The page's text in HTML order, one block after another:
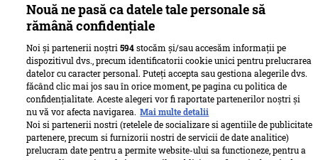
Nouă ne pasă ca datele tale personale să
rămână confidențiale
Noi și partenerii noștri594stocăm și/sau accesăm informații pe
dispozitivul dvs., precum identificatorii cookie unici pentru prelucrarea
datelor cu caracter personal. Puteți accepta sau gestiona alegerile dvs.
făcând clic mai jos sau în orice moment, pe pagina cu politica de
confidențialitate. Aceste alegeri vor fi raportate partenerilor noștri și
nu vă vor afecta navigarea. Mai multe detalii
Noi si partenerii nostri (retelele de socializare si agentiile de publicitate
partenere, precum si furnizorii nostri de servicii de date analitice)
prelucram date pentru a permite website-ului sa functioneze, pentru a